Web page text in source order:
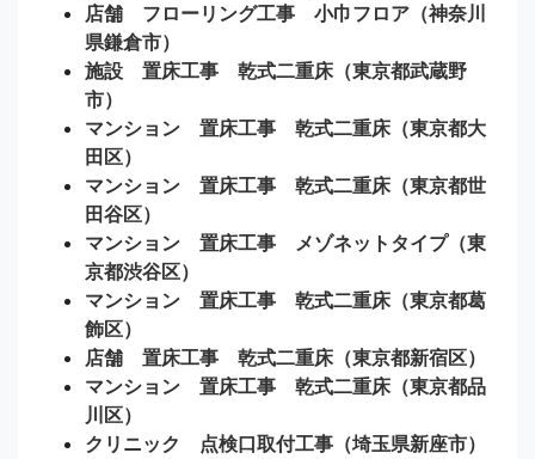
店舗 フローリング工事 小巾フロア（神奈川
県鎌倉市）
施設 置床工事 乾式二重床（東京都武蔵野
市）
マンション 置床工事 乾式二重床（東京都大
田区）
マンション 置床工事 乾式二重床（東京都世
田谷区）
マンション 置床工事 メゾネットタイプ（東
京都渋谷区）
マンション 置床工事 乾式二重床（東京都葛
飾区）
店舗 置床工事 乾式二重床（東京都新宿区）
マンション 置床工事 乾式二重床（東京都品
川区）
クリニック 点検口取付工事（埼玉県新座市）